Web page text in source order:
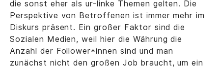
die sonst eher als ur-linke Themen gelten. Die
Perspektive von Betroffenen ist immer mehr im
Diskurs präsent. Ein großer Faktor sind die
Sozialen Medien, weil hier die Währung die
Anzahl der Follower*innen sind und man
zunächst nicht den großen Job braucht, um ein